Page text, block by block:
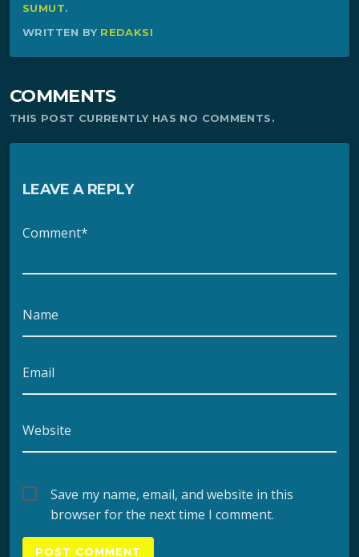
SUMUT.
WRITTEN BY REDAKSI
COMMENTS
THIS POST CURRENTLY HAS NO COMMENTS.
LEAVE A REPLY
Comment*
Name
Email
Website
Save my name, email, and website in this
browser for the next time I comment.